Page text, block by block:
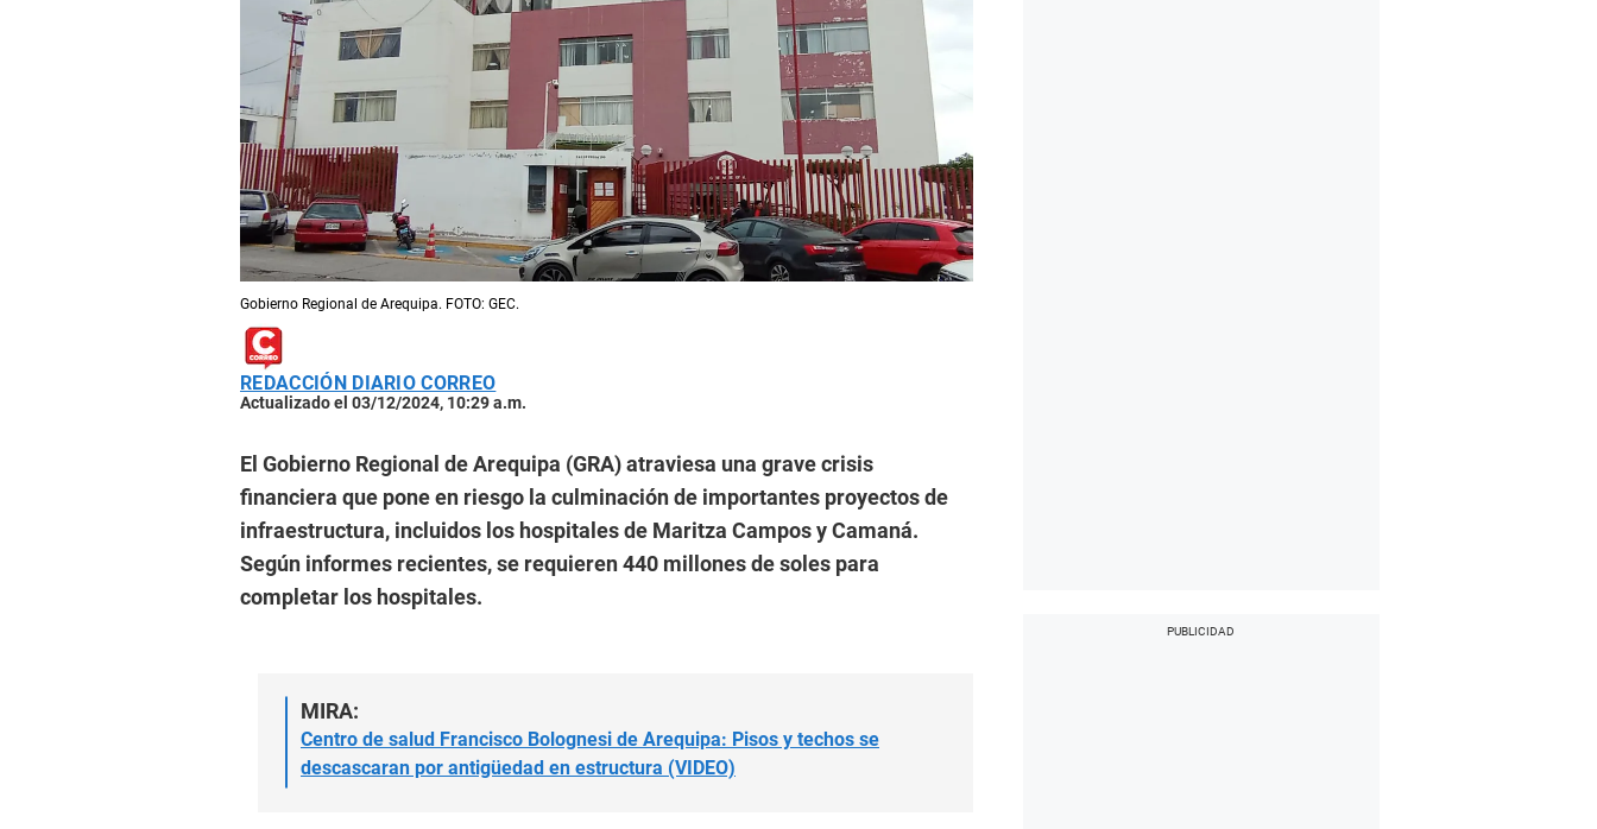
Gobierno Regional de Arequipa. FOTO: GEC.
REDACCIÓN DIARIO CORREO
Actualizado el 03/12/2024, 10:29 a.m.
El Gobierno Regional de Arequipa (GRA) atraviesa una grave crisis
financiera que pone en riesgo la culminación de importantes proyectos de
infraestructura, incluidos los hospitales de Maritza Campos y Camaná.
Según informes recientes, se requieren 440 millones de soles para
completar los hospitales.
MIRA:
Centro de salud Francisco Bolognesi de Arequipa: Pisos y techos se
descascaran por antigüedad en estructura (VIDEO)